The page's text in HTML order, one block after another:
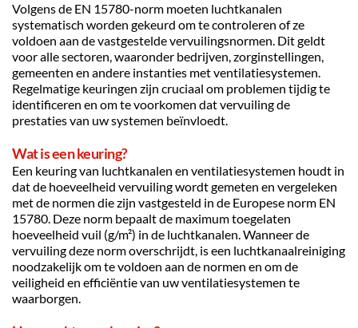
Volgens de EN 15780-norm moeten luchtkanalen
systematisch worden gekeurd om te controleren of ze
voldoen aan de vastgestelde vervuilingsnormen. Dit geldt
voor alle sectoren, waaronder bedrijven, zorginstellingen,
gemeenten en andere instanties met ventilatiesystemen.
Regelmatige keuringen zijn cruciaal om problemen tijdig te
identificeren en om te voorkomen dat vervuiling de
prestaties van uw systemen beïnvloedt.
Wat is een keuring?
Een keuring van luchtkanalen en ventilatiesystemen houdt in
dat de hoeveelheid vervuiling wordt gemeten en vergeleken
met de normen die zijn vastgesteld in de Europese norm EN
15780. Deze norm bepaalt de maximum toegelaten
hoeveelheid vuil (g/m²) in de luchtkanalen. Wanneer de
vervuiling deze norm overschrijdt, is een luchtkanaalreiniging
noodzakelijk om te voldoen aan de normen en om de
veiligheid en efficiëntie van uw ventilatiesystemen te
waarborgen.